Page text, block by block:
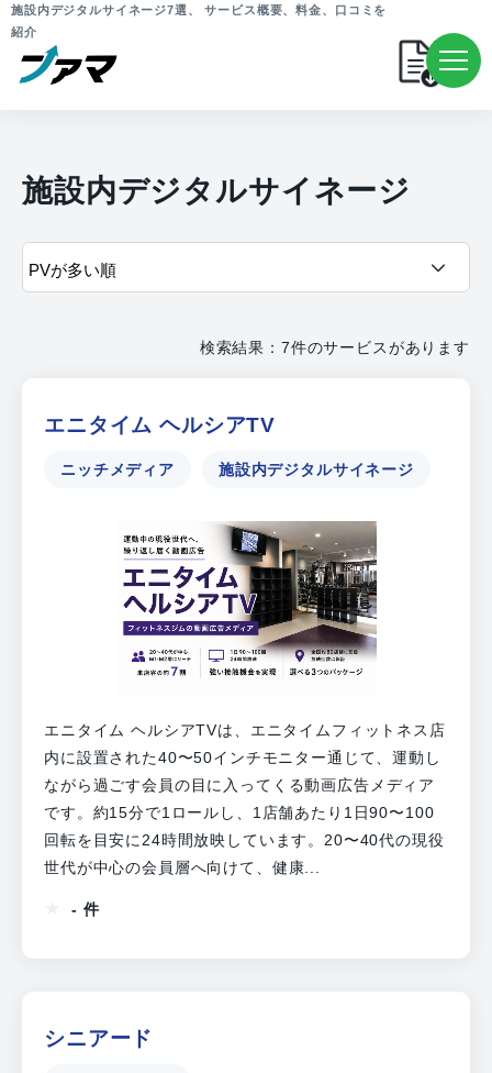
施設内デジタルサイネージ7選、 サービス概要、料金、口コミを
紹介
施設内デジタルサイネージ
検索結果：7件のサービスがあります
エニタイム ヘルシアTV
ニッチメディア 施設内デジタルサイネージ
エニタイム ヘルシアTVは、エニタイムフィットネス店
内に設置された40〜50インチモニター通じて、運動し
ながら過ごす会員の目に入ってくる動画広告メディア
です。約15分で1ロールし、1店舗あたり1日90〜100
回転を目安に24時間放映しています。20〜40代の現役
世代が中心の会員層へ向けて、健康...
- 件
シニアード